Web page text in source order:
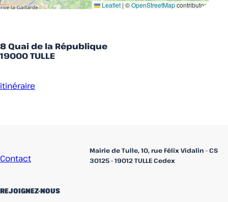
Leaflet | ©OpenStreetMapcontributors
8 Quai de la République
19000 TULLE
itinéraire
Contact
Mairie de Tulle, 10, rue Félix Vidalin - CS
30125 - 19012 TULLE Cedex
REJOIGNEZ-NOUS